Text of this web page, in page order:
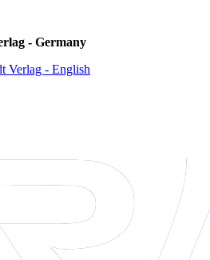
- Germany
Verlag - English